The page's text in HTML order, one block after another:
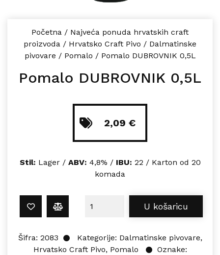
Početna / Najveća ponuda hrvatskih craft
proizvoda / Hrvatsko Craft Pivo / Dalmatinske
pivovare / Pomalo / Pomalo DUBROVNIK 0,5L
Pomalo DUBROVNIK 0,5L
2,09 €
Stil: Lager / ABV: 4,8% / IBU: 22 / Karton od 20
komada
Pomalo DUBROVNIK 0,5L količina
U košaricu
Šifra: 2083 Kategorije: Dalmatinske pivovare,
Hrvatsko Craft Pivo, Pomalo
Oznake: